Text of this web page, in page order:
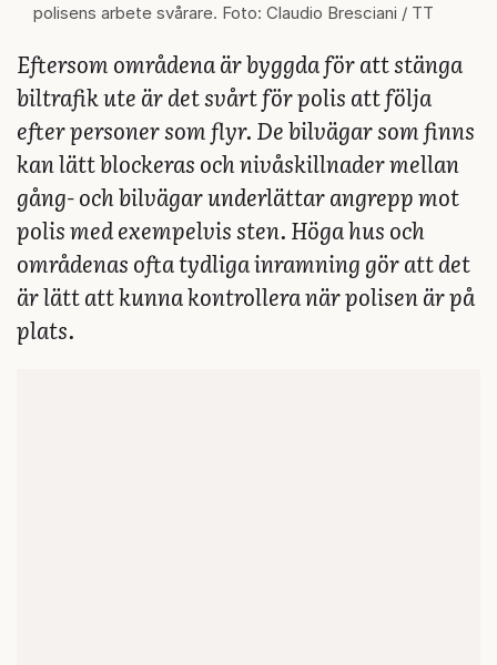
polisens arbete svårare. Foto: Claudio Bresciani / TT
Eftersom områdena är byggda för att stänga
biltrafik ute är det svårt för polis att följa
efter personer som flyr. De bilvägar som finns
kan lätt blockeras och nivåskillnader mellan
gång- och bilvägar underlättar angrepp mot
polis med exempelvis sten. Höga hus och
områdenas ofta tydliga inramning gör att det
är lätt att kunna kontrollera när polisen är på
plats.